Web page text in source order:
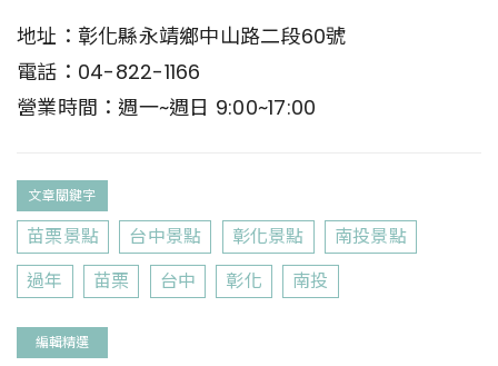
地址：彰化縣永靖鄉中山路二段60號
電話：04-822-1166
營業時間：週一~週日 9:00~17:00
文章關鍵字
苗栗景點 台中景點 彰化景點
南投景點
過年
苗栗 台中 彰化 南投
編輯精選